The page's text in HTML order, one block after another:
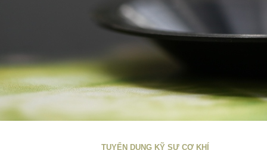
TUYỂN DỤNG KỸ SƯ CƠ KHÍ